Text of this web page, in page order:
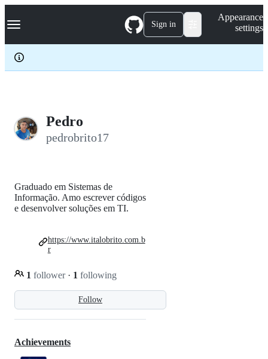
k
p
c
Navigation Menu Sign in
Appearance
settings
Pedro
pedrobrito17
Follow
Graduado em Sistemas de
Informação. Amo escrever códigos
e desenvolver soluções em TI.
1 follower · 1 following
https://www.italobrito.com.b
r
Achievements